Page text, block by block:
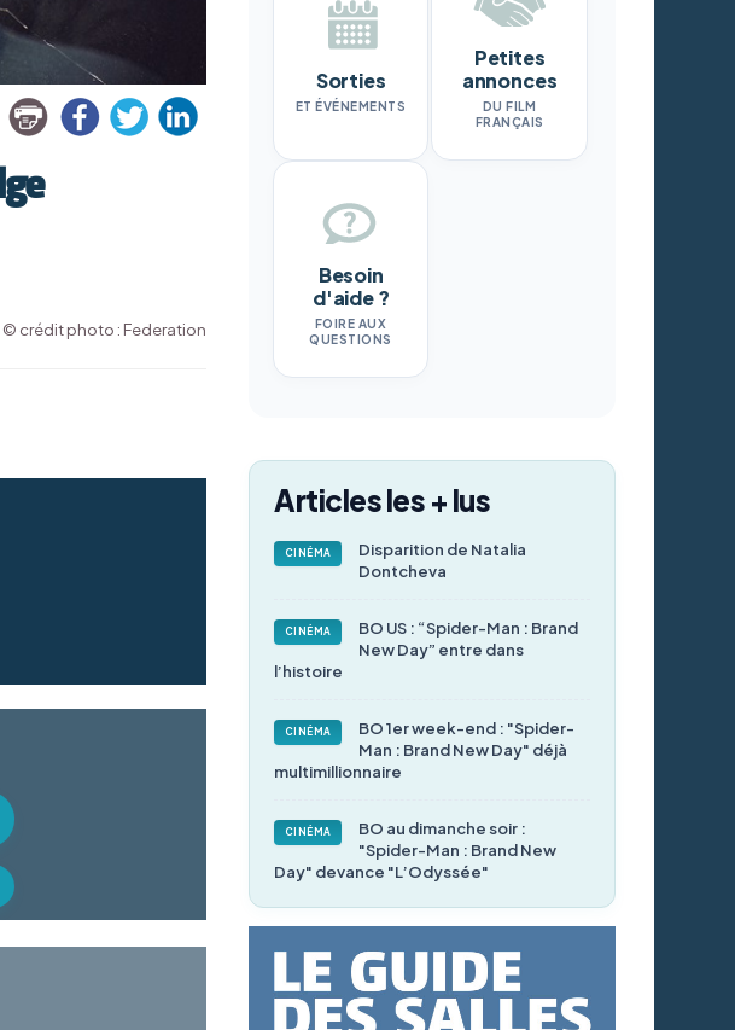
© crédit photo : Federation
Sorties
ET ÉVÉNEMENTS
Petites
annonces
DU FILM
FRANÇAIS
Besoin
d'aide ?
FOIRE AUX
QUESTIONS
Articles les + lus
CINÉMA
Disparition de Natalia
Dontcheva
CINÉMA
BO US : “Spider-Man : Brand
New Day” entre dans
l’histoire
CINÉMA
BO 1er week-end : "Spider-
Man : Brand New Day" déjà
multimillionnaire
CINÉMA
BO au dimanche soir :
"Spider-Man : Brand New
Day" devance "L’Odyssée"